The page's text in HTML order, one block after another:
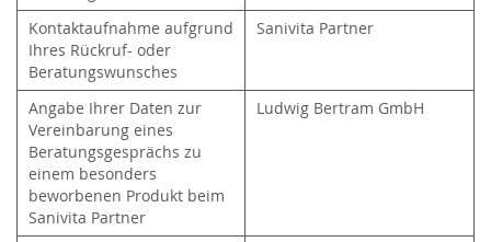
Kontaktaufnahme aufgrund
Ihres Rückruf- oder
Beratungswunsches
Sanivita Partner
Angabe Ihrer Daten zur
Vereinbarung eines
Beratungsgesprächs zu
einem besonders
beworbenen Produkt beim
Sanivita Partner
Ludwig Bertram GmbH